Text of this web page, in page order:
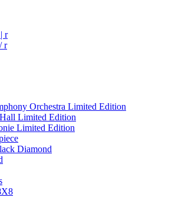
r
r
Orchestra Limited Edition
Limited Edition
Limited Edition
Diamond